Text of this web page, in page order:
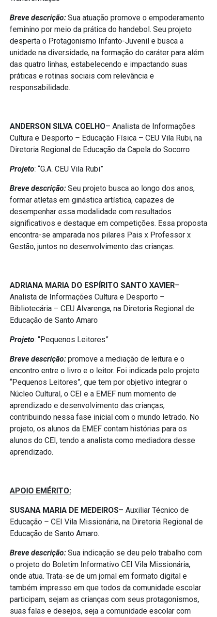
Breve descrição: Sua atuação promove o empoderamento
feminino por meio da prática do handebol. Seu projeto
desperta o Protagonismo Infanto-Juvenil e busca a
unidade na diversidade, na formação do caráter para além
das quatro linhas, estabelecendo e impactando suas
práticas e rotinas sociais com relevância e
responsabilidade.
ANDERSON SILVA COELHO– Analista de Informações
Cultura e Desporto – Educação Física – CEU Vila Rubi, na
Diretoria Regional de Educação da Capela do Socorro
Projeto: “G.A. CEU Vila Rubi”
Breve descrição: Seu projeto busca ao longo dos anos,
formar atletas em ginástica artística, capazes de
desempenhar essa modalidade com resultados
significativos e destaque em competições. Essa proposta
encontra-se amparada nos pilares Pais x Professor x
Gestão, juntos no desenvolvimento das crianças.
ADRIANA MARIA DO ESPÍRITO SANTO XAVIER–
Analista de Informações Cultura e Desporto –
Bibliotecária – CEU Alvarenga, na Diretoria Regional de
Educação de Santo Amaro
Projeto: “Pequenos Leitores”
Breve descrição: promove a mediação de leitura e o
encontro entre o livro e o leitor. Foi indicada pelo projeto
“Pequenos Leitores”, que tem por objetivo integrar o
Núcleo Cultural, o CEI e a EMEF num momento de
aprendizado e desenvolvimento das crianças,
contribuindo nessa fase inicial com o mundo letrado. No
projeto, os alunos da EMEF contam histórias para os
alunos do CEI, tendo a analista como mediadora desse
aprendizado.
APOIO EMÉRITO:
SUSANA MARIA DE MEDEIROS– Auxiliar Técnico de
Educação – CEI Vila Missionária, na Diretoria Regional de
Educação de Santo Amaro.
Breve descrição: Sua indicação se deu pelo trabalho com
o projeto do Boletim Informativo CEI Vila Missionária,
onde atua. Trata-se de um jornal em formato digital e
também impresso em que todos da comunidade escolar
participam, sejam as crianças com seus protagonismos,
suas falas e desejos, seja a comunidade escolar com